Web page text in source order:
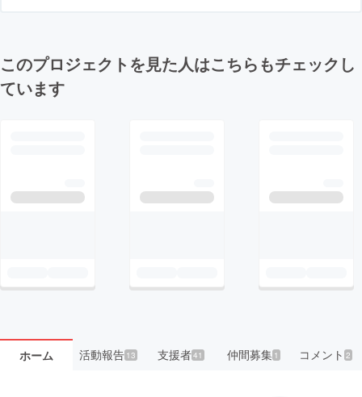
このプロジェクトを見た人はこちらもチェックし
ています
ホーム 活動報告13 支援者41 仲間募集 1 コメント 2